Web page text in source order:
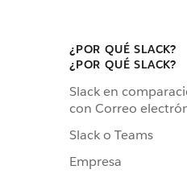
¿POR QUÉ SLACK?
¿POR QUÉ SLACK?
Slack en
con Correo
Slack o Teams
Empresa